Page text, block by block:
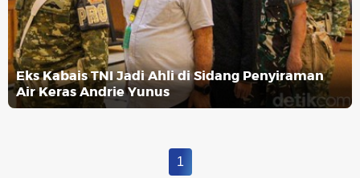
Eks Kabais TNI Jadi Ahli di Sidang Penyiraman
Air Keras Andrie Yunus
1